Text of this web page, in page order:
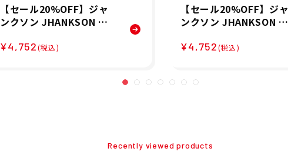
【セール20%OFF】ジャ
ンクソン JHANKSON ベ
ール ウェア 半袖 Tシャツ
¥4,752(税込)
【セール20%OFF】ジャ
ンクソン JHANKSON ベ
ール ウェア 半袖 Tシャツ
¥4,752(税込)
Recently viewed products